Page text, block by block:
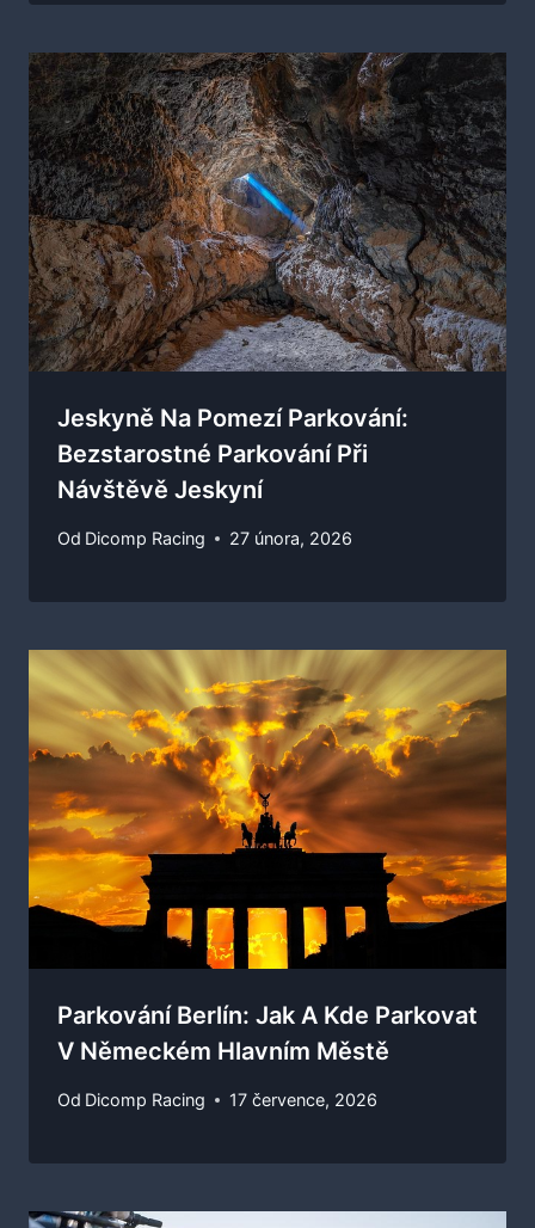
Jeskyně Na Pomezí Parkování:
Bezstarostné Parkování Při
Návštěvě Jeskyní
Od Dicomp Racing 27 února, 2026
Parkování Berlín: Jak A Kde Parkovat
V Německém Hlavním Městě
Od Dicomp Racing 17 července, 2026